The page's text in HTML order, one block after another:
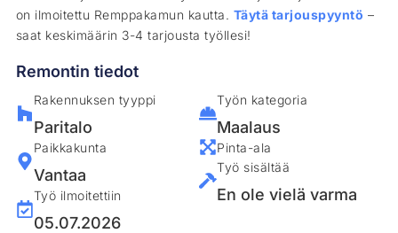
on ilmoitettu Remppakamun kautta. Täytä tarjouspyyntö –
saat keskimäärin 3-4 tarjousta työllesi!
Remontin tiedot
Rakennuksen tyyppi
Paritalo
Paikkakunta
Vantaa
Työ ilmoitettiin
05.07.2026
Työn kategoria
Maalaus
Pinta-ala
Työ sisältää
En ole vielä varma